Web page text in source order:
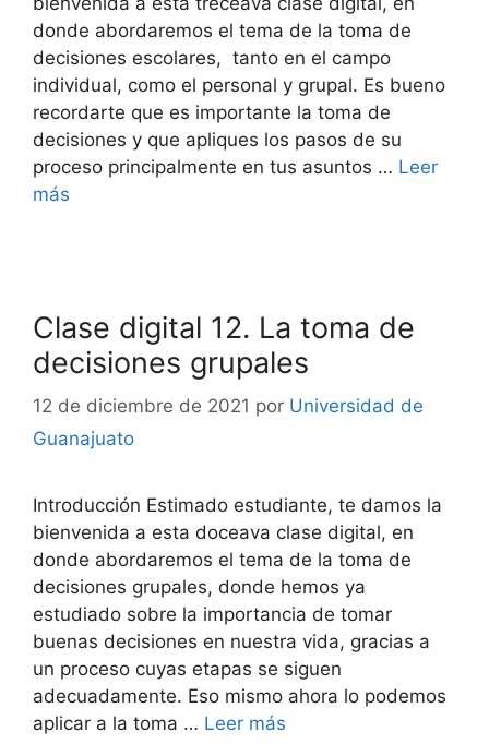
donde abordaremos el tema de la toma de
decisiones escolares, tanto en el campo
individual, como el personal y grupal. Es bueno
recordarte que es importante la toma de
decisiones y que apliques los pasos de su
proceso principalmente en tus asuntos … Leer
más
Clase digital 12. La toma de
decisiones grupales
12 de diciembre de 2021 por Universidad de
Guanajuato
Introducción Estimado estudiante, te damos la
bienvenida a esta doceava clase digital, en
donde abordaremos el tema de la toma de
decisiones grupales, donde hemos ya
estudiado sobre la importancia de tomar
buenas decisiones en nuestra vida, gracias a
un proceso cuyas etapas se siguen
adecuadamente. Eso mismo ahora lo podemos
aplicar a la toma … Leer más